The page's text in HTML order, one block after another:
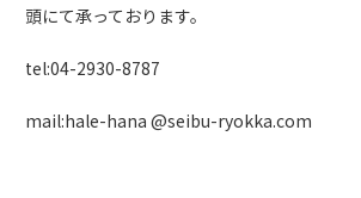
頭にて承っております。
tel:04-2930-8787
mail:hale-hana @seibu-ryokka.com